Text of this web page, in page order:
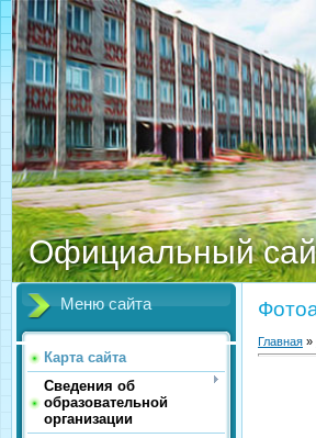
Официальный
Меню сайта
Карта сайта
Сведения об
образовательной
организации
Главная »